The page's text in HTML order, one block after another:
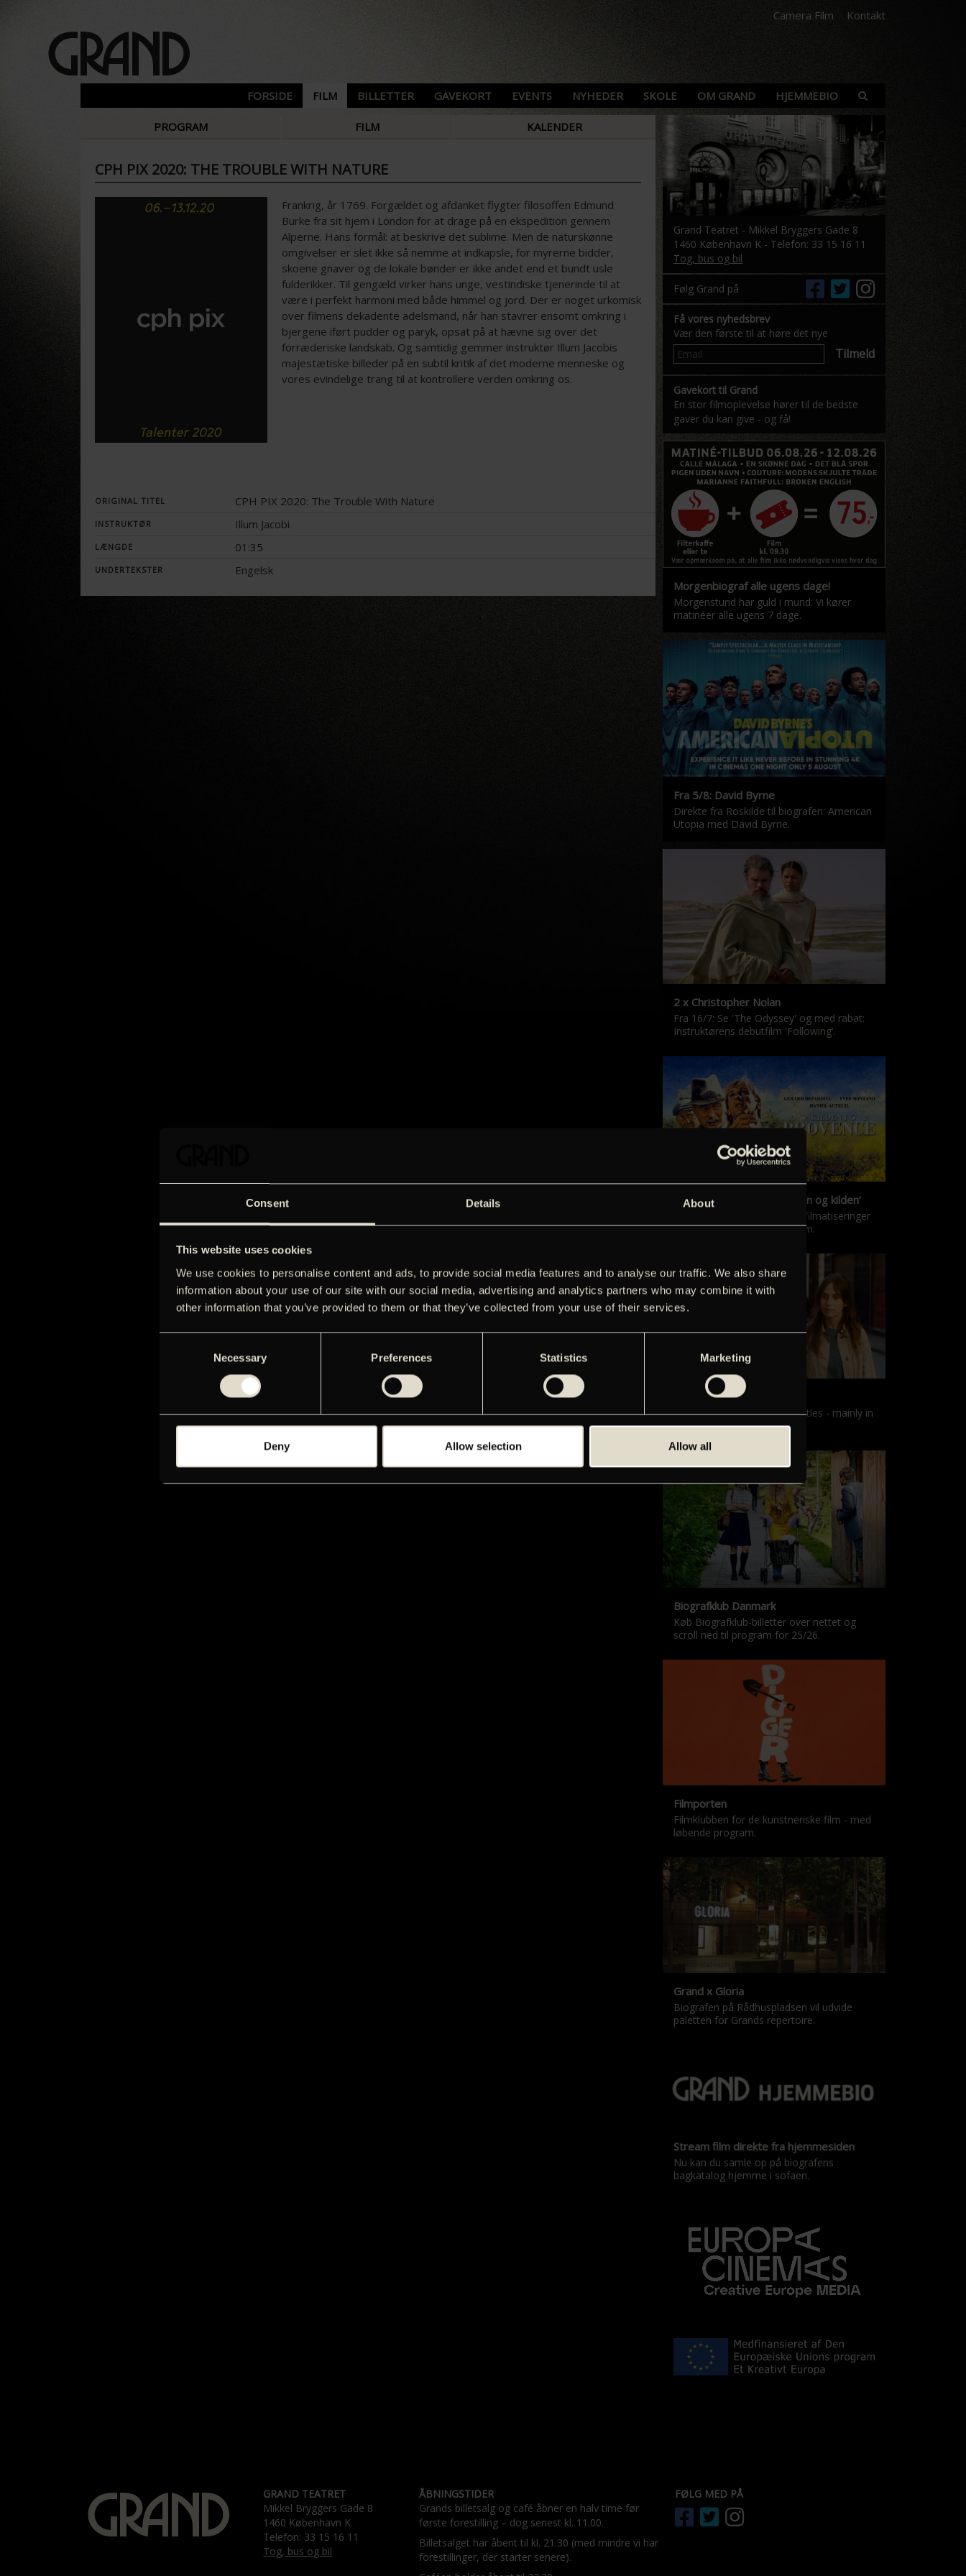
Consent Details About
This website uses cookies
We use cookies to personalise content and ads, to provide social media features and to analyse our traffic. We also share
information about your use of our site with our social media, advertising and analytics partners who may combine it with
other information that you’ve provided to them or that they’ve collected from your use of their services.
Necessary Preferences Statistics Marketing
Deny Allow selection Allow all
Camera Film Kontakt
FORSIDE FILM BILLETTER GAVEKORT EVENTS NYHEDER SKOLE OM GRAND HJEMMEBIO
PROGRAM FILM KALENDER
CPH PIX 2020: THE TROUBLE WITH NATURE
Frankrig, år 1769. Forgældet og afdanket flygter filosoffen Edmund
Burke fra sit hjem i London for at drage på en ekspedition gennem
Alperne. Hans formål: at beskrive det sublime. Men de naturskønne
omgivelser er slet ikke så nemme at indkapsle, for myrerne bidder,
skoene gnaver og de lokale bønder er ikke andet end et bundt usle
fulderikker. Til gengæld virker hans unge, vestindiske tjenerinde til at
være i perfekt harmoni med både himmel og jord. Der er noget urkomisk
over filmens dekadente adelsmand, når han stavrer ensomt omkring i
bjergene iført pudder og paryk, opsat på at hævne sig over det
forræderiske landskab. Og samtidig gemmer instruktør Illum Jacobis
majestætiske billeder på en subtil kritik af det moderne menneske og
vores evindelige trang til at kontrollere verden omkring os.
ORIGINAL TITEL CPH PIX 2020: The Trouble With Nature
INSTRUKTØR Illum Jacobi
LÆNGDE 01:35
UNDERTEKSTER Engelsk
Grand Teatret - Mikkel Bryggers Gade 8
1460 København K - Telefon: 33 15 16 11
Tog, bus og bil
Følg Grand på
Få vores nyhedsbrev
Vær den første til at høre det nye
Tilmeld
Gavekort til Grand
En stor filmoplevelse hører til de bedste
gaver du kan give - og få!
Morgenbiograf alle ugens dage!
Morgenstund har guld i mund: Vi kører
matinéer alle ugens 7 dage.
Fra 5/8: David Byrne
Direkte fra Roskilde til biografen: American
Utopia med David Byrne.
2 x Christopher Nolan
Fra 16/7: Se 'The Odyssey' og med rabat:
Instruktørens debutfilm 'Following'.
‘Kilden i Provence’ & ‘Manon og kilden’
De klassiske Marcel Pagnol-filmatiseringer
er tilbage i nyrestaureret form.
Films with English subtitles
Screenings with English subtitles - mainly in
our sister cinema, Gloria.
Biografklub Danmark
Køb Biografklub-billetter over nettet og
scroll ned til program for 25/26.
Filmporten
Filmklubben for de kunstneriske film - med
løbende program.
Grand x Gloria
Biografen på Rådhuspladsen vil udvide
paletten for Grands repertoire.
Stream film direkte fra hjemmesiden
Nu kan du samle op på biografens
bagkatalog hjemme i sofaen.
GRAND TEATRET
Mikkel Bryggers Gade 8
1460 København K
Telefon: 33 15 16 11
Tog, bus og bil
ÅBNINGSTIDER
Grands billetsalg og café åbner en halv time før
første forestilling – dog senest kl. 11.00.
Billetsalget har åbent til kl. 21.30 (med mindre vi har
forestillinger, der starter senere).
FØLG MED PÅ